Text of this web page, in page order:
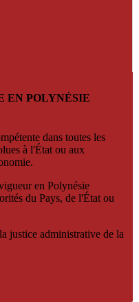
EN POLYNÉSIE
dans toutes les
à l'État ou aux
en Polynésie
du Pays, de l'État ou
justice administrative de la